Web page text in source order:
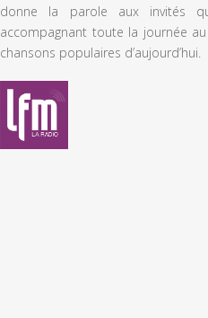
donne la parole aux invités
accompagnant toute la journée
chansons populaires d’aujourd’hui.